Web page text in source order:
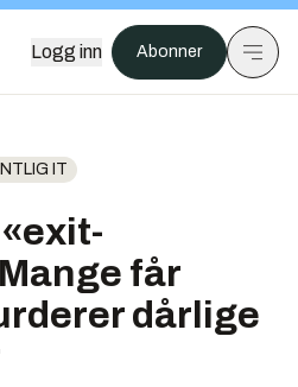
Logg inn Abonner
IT
får
dårlige